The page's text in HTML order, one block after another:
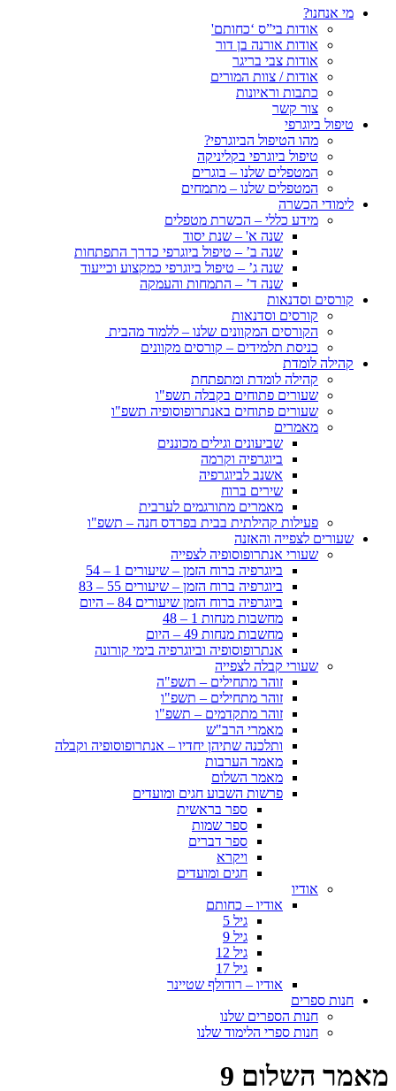
מי אנחנו?
אודות בי”ס ‘כחותם'
אודות אורנה בן דור
אודות צבי בריגר
אודות / צוות המורים
כתבות וראיונות
צור קשר
טיפול ביוגרפי
מהו הטיפול הביוגרפי?
טיפול ביוגרפי בקליניקה
המטפלים שלנו – בוגרים
המטפלים שלנו – מתמחים
לימודי הכשרה
מידע כללי – הכשרת מטפלים
שנה א' – שנת יסוד
שנה ב’ – טיפול ביוגרפי כדרך התפתחות
שנה ג’ – טיפול ביוגרפי כמקצוע וכייעוד
שנה ד’ – התמחות והעמקה
קורסים וסדנאות
קורסים וסדנאות
הקורסים המקוונים שלנו – ללמוד מהבית
כניסת תלמידים – קורסים מקוונים
קהילה לומדת
קהילה לומדת ומתפתחת
שעורים פתוחים בקבלה תשפ"ו
שעורים פתוחים באנתרופוסופיה תשפ"ו
מאמרים
שביעונים וגילים מכוננים
ביוגרפיה וקרמה
אשנב לביוגרפיה
שירים ברוח
מאמרים מתורגמים לערבית
פעילות קהילתית בבית בפרדס חנה – תשפ"ו
שעורים לצפייה והאזנה
שעורי אנתרופוסופיה לצפייה
ביוגרפיה ברוח הזמן – שיעורים 1 – 54
ביוגרפיה ברוח הזמן – שיעורים 55 – 83
ביוגרפיה ברוח הזמן שיעורים 84 – היום
מחשבות מנחות 1 – 48
מחשבות מנחות 49 – היום
אנתרופוסופיה וביוגרפיה בימי קורונה
שעורי קבלה לצפייה
זוהר מתחילים – תשפ"ה
זוהר מתחילים – תשפ"ו
זוהר מתקדמים – תשפ"ו
מאמרי הרב"ש
ותלכנה שתיהן יחדיו – אנתרופוסופיה וקבלה
מאמר הערבות
מאמר השלום
פרשות השבוע חגים ומועדים
ספר בראשית
ספר שמות
ספר דברים
ויקרא
חגים ומועדים
אודיו
אודיו – כחותם
גיל 5
גיל 9
גיל 12
גיל 17
אודיו – רודולף שטיינר
חנות ספרים
חנות הספרים שלנו
חנות ספרי הלימוד שלנו
מאמר השלום 9